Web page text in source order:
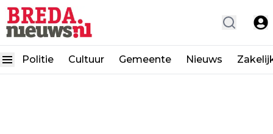
Politie Cultuur Gemeente Nieuws